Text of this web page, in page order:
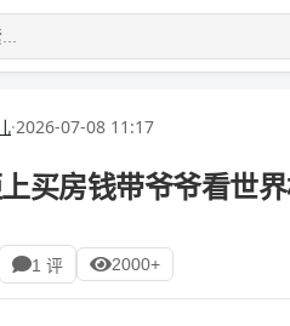
·2026-07-08 11:17
买房钱带爷爷看世
1 评 2000+